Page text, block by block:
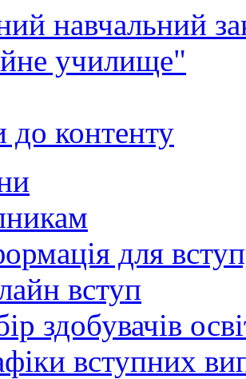
навчальний
училище"
до контенту
для
вступ
здобувачів
вступних